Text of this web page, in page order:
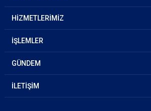
HİZMETLERİMİZ
İŞLEMLER
GÜNDEM
İLETİŞİM